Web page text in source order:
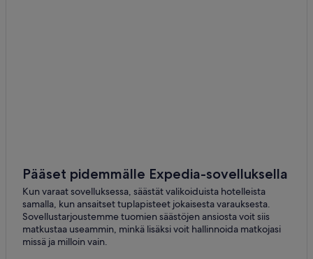
Pääset pidemmälle Expedia-sovelluksella
Kun varaat sovelluksessa, säästät valikoiduista hotelleista
samalla, kun ansaitset tuplapisteet jokaisesta varauksesta.
Sovellustarjoustemme tuomien säästöjen ansiosta voit siis
matkustaa useammin, minkä lisäksi voit hallinnoida matkojasi
missä ja milloin vain.